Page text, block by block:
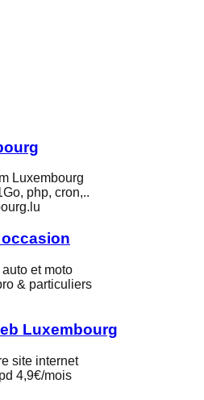
Luxembourg
php, cron,..
et moto
& particuliers
Luxembourg
site internet
4,9€/mois